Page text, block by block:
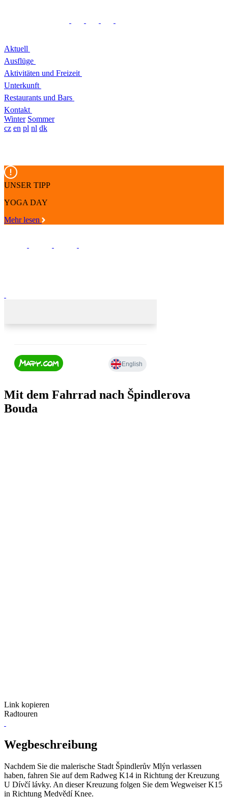
Aktuell
Ausflüge
Aktivitäten und Freizeit
Unterkunft
Restaurants und Bars
Kontakt
Winter Sommer
cz en pl nl dk
UNSER TIPP
YOGA DAY
Mehr lesen
Mit dem Fahrrad nach Špindlerova
Bouda
Link kopieren
Radtouren
Wegbeschreibung
Nachdem Sie die malerische Stadt Špindlerův Mlýn verlassen
haben, fahren Sie auf dem Radweg K14 in Richtung der Kreuzung
U Dívčí lávky. An dieser Kreuzung folgen Sie dem Wegweiser K15
in Richtung Medvědí Knee.